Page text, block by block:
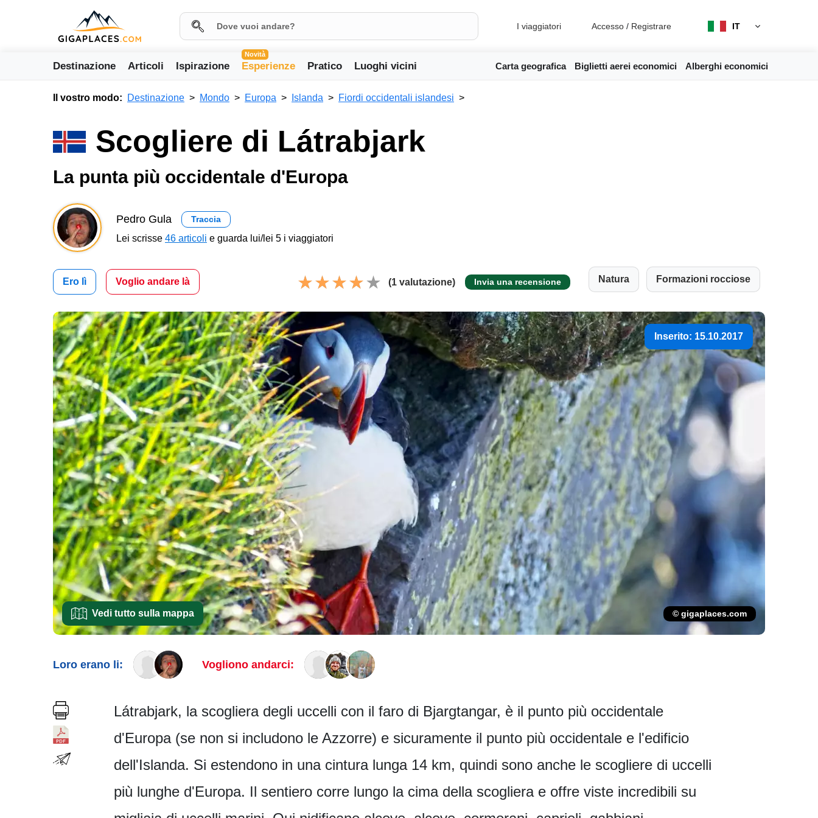
I viaggiatori Accesso / Registrare IT
Destinazione Articoli Ispirazione
Novità
Esperienze Pratico Luoghi vicini Carta geografica Biglietti aerei economici Alberghi economici
Il vostro modo: Destinazione Mondo Europa Islanda Fiordi occidentali islandesi
Scogliere di Látrabjark
La punta più occidentale d'Europa
Pedro Gula Traccia
Lei scrisse 46 articoli e guarda lui/lei 5 i viaggiatori
Ero lì Voglio andare là (1 valutazione) Invia una recensione Natura Formazioni rocciose
Inserito: 15.10.2017
Vedi tutto sulla mappa © gigaplaces.com
Loro erano li: Vogliono andarci:
Látrabjark, la scogliera degli uccelli con il faro di Bjargtangar, è il punto più occidentale
d'Europa (se non si includono le Azzorre) e sicuramente il punto più occidentale e l'edificio
dell'Islanda. Si estendono in una cintura lunga 14 km, quindi sono anche le scogliere di uccelli
più lunghe d'Europa. Il sentiero corre lungo la cima della scogliera e offre viste incredibili su